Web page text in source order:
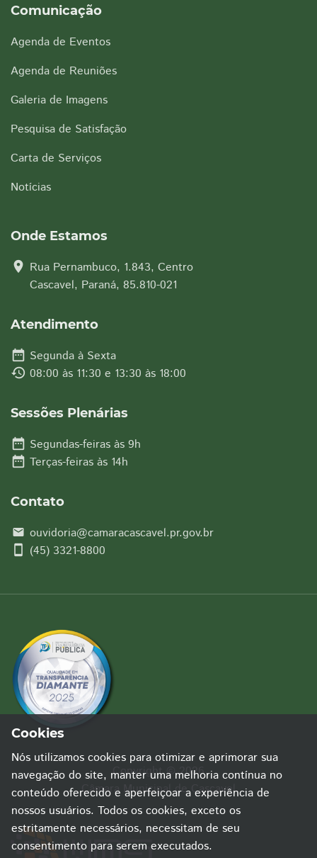
Comunicação
Agenda de Eventos
Agenda de Reuniões
Galeria de Imagens
Pesquisa de Satisfação
Carta de Serviços
Notícias
Onde Estamos
location_on Rua Pernambuco, 1.843, Centro
Cascavel, Paraná, 85.810-021
Atendimento
date_range Segunda à Sexta
history 08:00 às 11:30 e 13:30 às 18:00
Sessões Plenárias
date_range Segundas-feiras às 9h
date_range Terças-feiras às 14h
Contato
email ouvidoria@camaracascavel.pr.gov.br
smartphone (45) 3321-8800
Copyright © 2026
Câmara Municipal de Cascavel
Cookies
Nós utilizamos cookies para otimizar e aprimorar sua
navegação do site, manter uma melhoria contínua no
conteúdo oferecido e aperfeiçoar a experiência de
nossos usuários. Todos os cookies, exceto os
estritamente necessários, necessitam de seu
consentimento para serem executados.